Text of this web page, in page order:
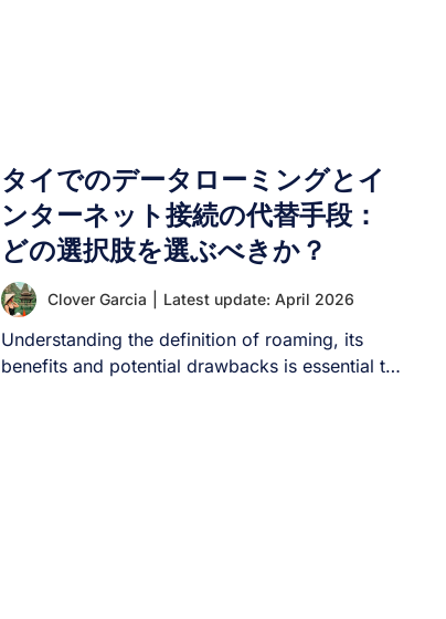
タイでのデータローミングとイ
ンターネット接続の代替手段：
どの選択肢を選ぶべきか？
Clover Garcia Latest update: April 2026
Understanding the definition of roaming, its
benefits and potential drawbacks is essential to